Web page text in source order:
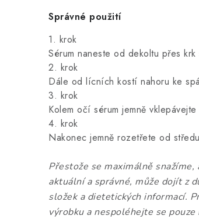
Správné použití
1. krok
Sérum naneste od dekoltu přes
2. krok
Dále od lícních kostí nahoru ke
3. krok
Kolem očí sérum jemně
4. krok
Nakonec jemně rozetřete od
Přestože se maximálně
aktuální a správné, může dojít z
složek a dietetických informací.
výrobku a nespoléhejte se